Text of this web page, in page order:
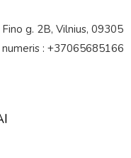
g. 2B, Vilnius, 09305
: +37065685166